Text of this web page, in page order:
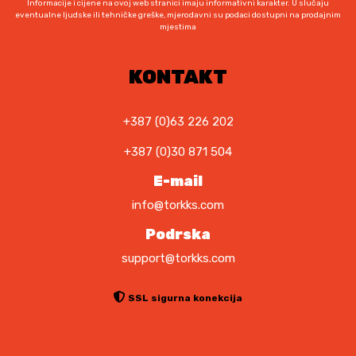
Informacije i cijene na ovoj web stranici imaju informativni karakter. U slučaju
eventualne ljudske ili tehničke greške, mjerodavni su podaci dostupni na prodajnim
mjestima
KONTAKT
+387 (0)63 226 202
+387 (0)30 871 504
E-mail
info@torkks.com
Podrska
support@torkks.com
SSL sigurna konekcija